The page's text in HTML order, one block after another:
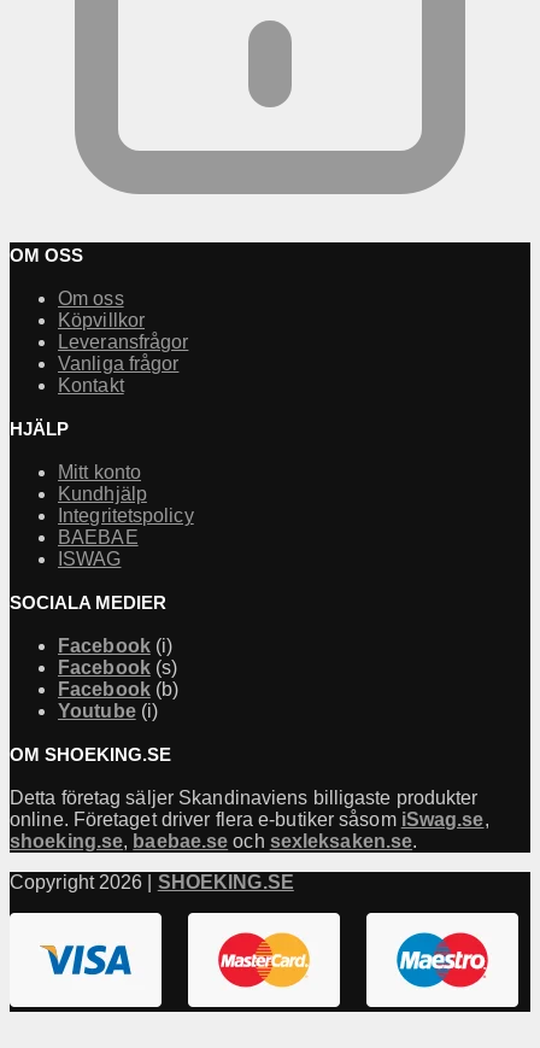
OM OSS
Om oss
Köpvillkor
Leveransfrågor
Vanliga frågor
Kontakt
HJÄLP
Mitt konto
Kundhjälp
Integritetspolicy
BAEBAE
ISWAG
SOCIALA MEDIER
Facebook(i)
Facebook(s)
Facebook(b)
Youtube(i)
OM SHOEKING.SE
Detta företag säljer Skandinaviens billigaste produkter
online. Företaget driver flera e-butiker såsom iSwag.se,
shoeking.se, baebae.se och sexleksaken.se.
Copyright 2026 | SHOEKING.SE